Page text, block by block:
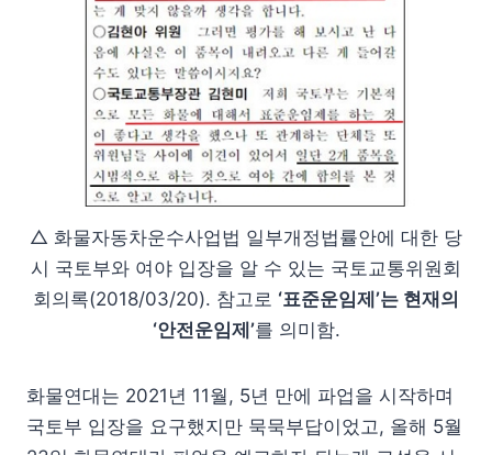
△ 화물자동차운수사업법 일부개정법률안에 대한 당
시 국토부와 여야 입장을 알 수 있는 국토교통위원회
회의록(2018/03/20). 참고로 ‘표준운임제’는 현재의
‘안전운임제’를 의미함.
화물연대는 2021년 11월, 5년 만에 파업을 시작하며
국토부 입장을 요구했지만 묵묵부답이었고, 올해 5월